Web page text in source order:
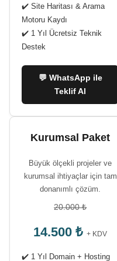
✔️ Site Haritası & Arama
Motoru Kaydı
✔️ 1 Yıl Ücretsiz Teknik
Destek
💬 WhatsApp ile
Teklif Al
Kurumsal Paket
Büyük ölçekli projeler ve
kurumsal ihtiyaçlar için tam
donanımlı çözüm.
20.000 ₺
14.500 ₺ + KDV
✔️ 1 Yıl Domain + Hosting